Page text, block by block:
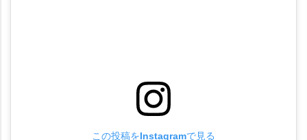
この投稿をInstagramで見る